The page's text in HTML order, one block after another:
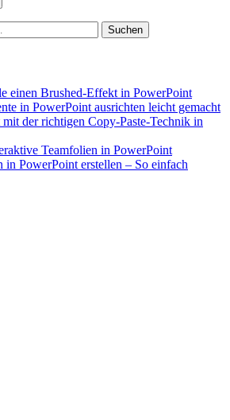
einen Brushed-Effekt in PowerPoint
in PowerPoint ausrichten leicht gemacht
der richtigen Copy-Paste-Technik in
Teamfolien in PowerPoint
in PowerPoint erstellen – So einfach